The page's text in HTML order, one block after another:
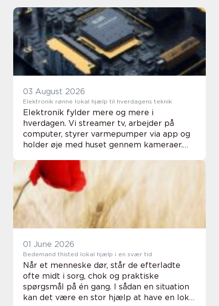
03 August 2026
Elektronik rønne lokal hjælp til hverdagens teknik
Elektronik fylder mere og mere i
hverdagen. Vi streamer tv, arbejder på
computer, styrer varmepumper via app og
holder øje med huset gennem kameraer.
Derfor spiller lokale fagfolk i Elektronik
Rønne en vigt...
01 June 2026
Bedemand thisted lokal hjælp i en svær tid
Når et menneske dør, står de efterladte
ofte midt i sorg, chok og praktiske
spørgsmål på én gang. I sådan en situation
kan det være en stor hjælp at have en lokal